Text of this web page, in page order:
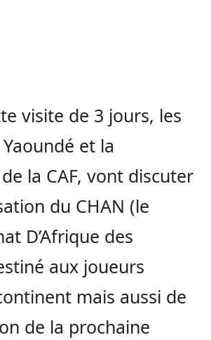
visite de 3 jours, les
et la
la CAF, vont discuter
du CHAN (le
D’Afrique des
aux joueurs
mais aussi de
de la prochaine